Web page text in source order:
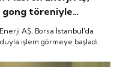
gong töreniyle
başladı.
AŞ, Borsa İstanbul'da
işlem görmeye başladı.